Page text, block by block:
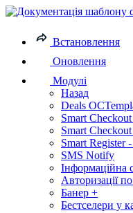
Встановлення
Оновлення
Модулі
Назад
Deals
Smart
Smart
Smart Register -
SMS Notify
Інформаційна
Авторизації
Банер +
Бестселери у